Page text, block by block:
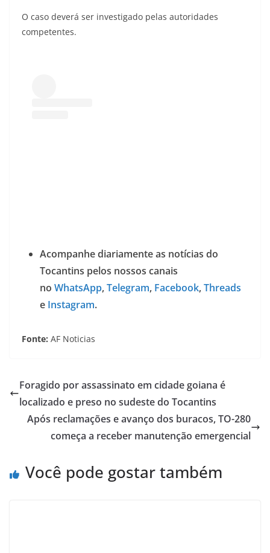
O caso deverá ser investigado pelas autoridades
competentes.
Acompanhe diariamente as notícias do
Tocantins pelos nossos canais
no WhatsApp,Telegram, Facebook,Threads
e Instagram.
Fonte: AF Noticias
Foragido por assassinato em cidade goiana é
localizado e preso no sudeste do Tocantins
Após reclamações e avanço dos buracos, TO-280
começa a receber manutenção emergencial
Você pode gostar também